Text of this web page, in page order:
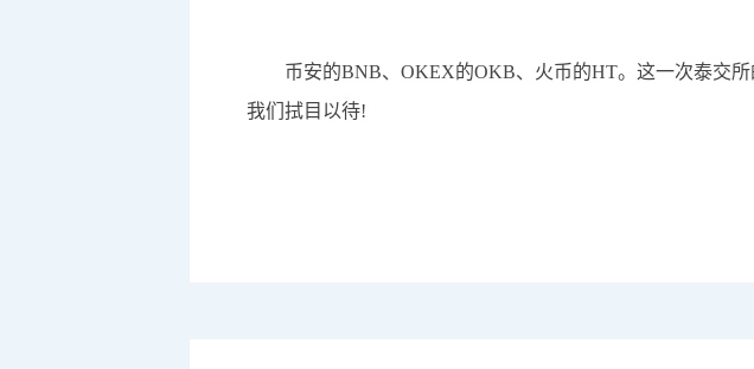
币安的BNB、OKEX的OKB、火币的HT。这一次泰交所
我们拭目以待!